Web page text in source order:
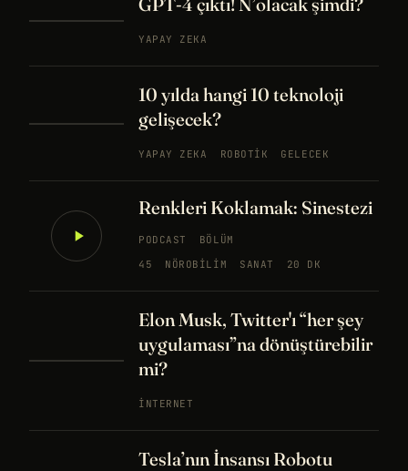
YAPAY ZEKA
10 yılda hangi 10 teknoloji
gelişecek?
YAPAY ZEKA ROBOTIK GELECEK
Renkleri Koklamak: Sinestezi
PODCAST
BÖLÜM
45
NÖROBILIM SANAT 20 DK
Elon Musk, Twitter'ı “her şey
uygulaması”na dönüştürebilir
mi?
İNTERNET
Tesla’nın İnsansı Robotu